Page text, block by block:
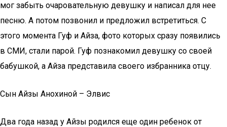
мог забыть очаровательную девушку и написал для нее
песню. А потом позвонил и предложил встретиться. С
этого момента Гуф и Айза, фото которых сразу появились
в СМИ, стали парой. Гуф познакомил девушку со своей
бабушкой, а Айза представила своего избранника отцу.
Сын Айзы Анохиной – Элвис
Два года назад у Айзы родился еще один ребенок от